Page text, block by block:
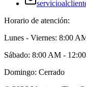
Horario de atención:
Lunes - Viernes: 8:00
Sábado: 8:00 AM -
Domingo: Cerrado